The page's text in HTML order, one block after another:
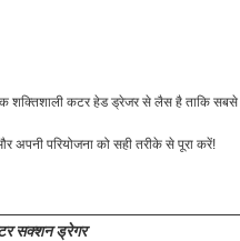
शक्तिशाली कटर हेड ड्रेजर से लैस है ताकि सबसे
परियोजना को सही तरीके से पूरा करें!
सक्शन ड्रेगर